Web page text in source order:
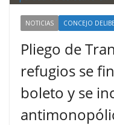
NOTICIAS CONCEJO
Pliego de
refugios se
boleto y se